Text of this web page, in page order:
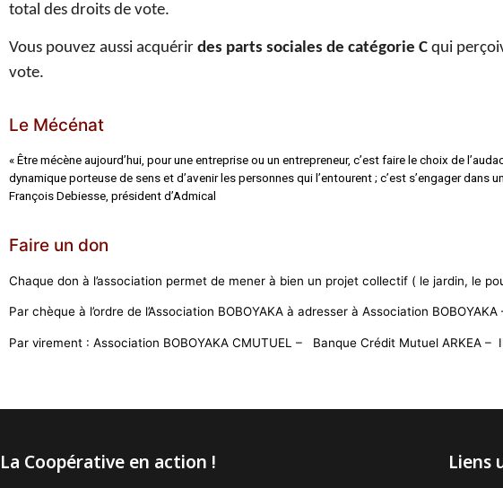
total des droits de vote.
Vous pouvez aussi acquérir des parts sociales de catégorie C qui
vote.
Le Mécénat
« Être mécène aujourd’hui, pour une entreprise ou un entrepreneur, c’est faire le choix de
dynamique porteuse de sens et d’avenir les personnes qui l’entourent ; c’est s’engager
François Debiesse, président d’Admical
Faire un don
Chaque don à l’association permet de mener à bien un projet collectif ( le jardin, le
Par chèque à l’ordre de l’Association BOBOYAKA à adresser à Association
Par virement : Association BOBOYAKA CMUTUEL – Banque Crédit Mutuel ARKEA –
La Coopérative en action ! Liens